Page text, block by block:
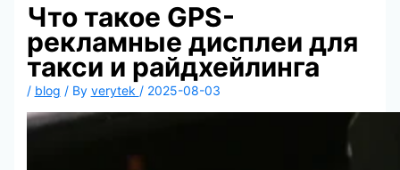
Что такое GPS-
рекламные дисплеи для
такси и райдхейлинга
/ blog / By verytek / 2025-08-03